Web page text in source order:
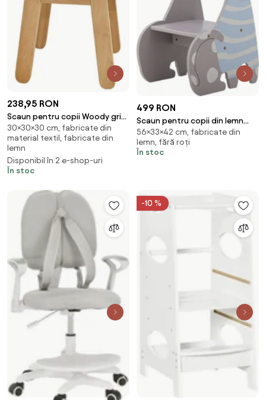
238,95 RON
Scaun pentru copii Woody gri
H30 cm
30×30×30 cm, fabricate din
material textil, fabricate din
lemn
Disponibil în 2 e-shop-uri
În stoc
499 RON
Scaun pentru copii din lemn
masiv, gri, în formă de pisică, cu
detalii albastre și albe, „Mille",
42 x 33 x 56 cm
56×33×42 cm, fabricate din
lemn, fără roți
În stoc
-10 %